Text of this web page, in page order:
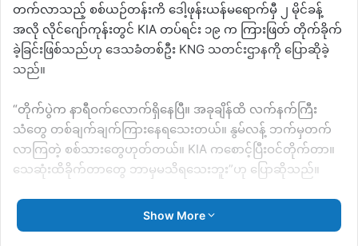
တက်လာသည့် စစ်ယဉ်တန်းကိ ဒေါ့ဖုန်းယန်မရောက်မှီ ၂ မိုင်ခန့်
အလို လိုင်ဂျော်ကုန်းတွင် KIA တပ်ရင်း ၁၉ က ကြားဖြတ် တိုက်ခိုက်
ခဲ့ခြင်းဖြစ်သည်ဟု ဒေသခံတစ်ဦး KNG သတင်းဌာနကို ပြောဆိုခဲ့
သည်။
“တိုက်ပွဲက နာရီဝက်လောက်ရှိနေပြီ။ အခုချိန်ထိ လက်နက်ကြီး
သံတွေ တစ်ချက်ချက်ကြားနေရသေးတယ်။ နွမ်လန့် ဘက်မှတက်
လာကြတဲ့ စစ်သားတွေဟုတ်တယ်။ KIA ကစောင့်ပြီးဝင်တိုက်တာ။
သေဆုံးထိခိုက်တာတွေ ဘာမှမသိရသေးဘူး”ဟု ပြောဆိုသည်။
ဒေါ့ဖုန်းယန်မြိုတွင် အာဏာသိမ်းစစ်တပ်က စစ်အင်အားတို့ချဲ့နေ
သဖြင့် KIA က ကြားဖြတ်တိုက်ခိုက်မှုများ ပုံမှန်ပြုလုပ်နေပြီး တစ်
Show More